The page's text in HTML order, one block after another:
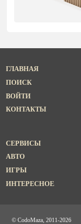
ГЛАВНАЯ
ПОИСК
ВОЙТИ
КОНТАКТЫ
СЕРВИСЫ
АВТО
ИГРЫ
ИНТЕРЕСНОЕ
© CodoMaza, 2011-2026